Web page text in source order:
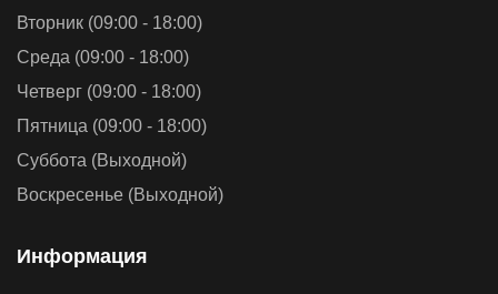
Вторник (09:00 - 18:00)
Среда (09:00 - 18:00)
Четверг (09:00 - 18:00)
Пятница (09:00 - 18:00)
Суббота (Выходной)
Воскресенье (Выходной)
Информация